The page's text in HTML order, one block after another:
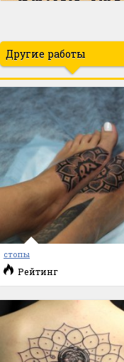
Другие работы
стопы
Рейтинг